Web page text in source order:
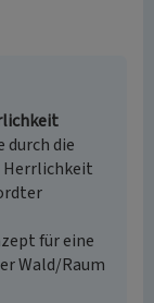
durch die
Herrlichkeit
für eine
Wald/Raum